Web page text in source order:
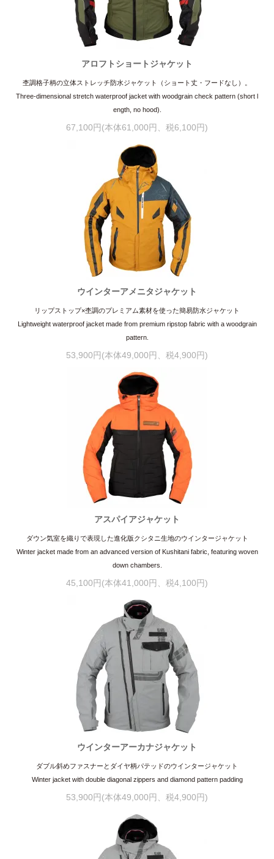
アロフトショートジャケット
杢調格子柄の立体ストレッチ防水ジャケット（ショート丈・フードなし）。
Three-dimensional stretch waterproof jacket with woodgrain check pattern (short l
ength, no hood).
67,100円(本体61,000円、税6,100円)
ウインターアメニタジャケット
リップストップ×杢調のプレミアム素材を使った簡易防水ジャケット
Lightweight waterproof jacket made from premium ripstop fabric with a woodgrain
pattern.
53,900円(本体49,000円、税4,900円)
アスパイアジャケット
ダウン気室を織りで表現した進化版クシタニ生地のウインタージャケット
Winter jacket made from an advanced version of Kushitani fabric, featuring woven
down chambers.
45,100円(本体41,000円、税4,100円)
ウインターアーカナジャケット
ダブル斜めファスナーとダイヤ柄パテッドのウインタージャケット
Winter jacket with double diagonal zippers and diamond pattern padding
53,900円(本体49,000円、税4,900円)